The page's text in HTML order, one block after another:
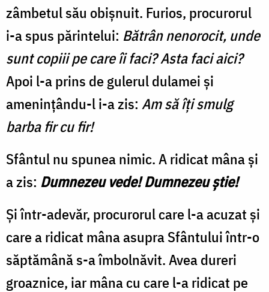
zâmbetul său obișnuit. Furios, procurorul
i-a spus părintelui: Bătrân nenorocit, unde
sunt copiii pe care îi faci?Asta faci aici?
Apoi l-a prins de gulerul dulamei și
amenințându-l i-a zis: Am să îți smulg
barba fir cu fir!
Sfântul nu spunea nimic. A ridicat mâna și
a zis: Dumnezeu vede! Dumnezeu știe!
Și într-adevăr, procurorul care l-a acuzat și
care a ridicat mâna asupra Sfântului într-o
săptămână s-a îmbolnăvit. Avea dureri
groaznice, iar mâna cu care l-a ridicat pe